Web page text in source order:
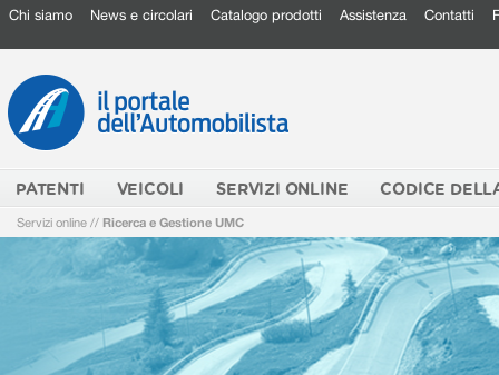
Chi siamo News e circolari Catalogo prodotti Assistenza Contatti
PATENTI VEICOLI SERVIZI ONLINE CODICE
Servizi online // Ricerca e Gestione UMC